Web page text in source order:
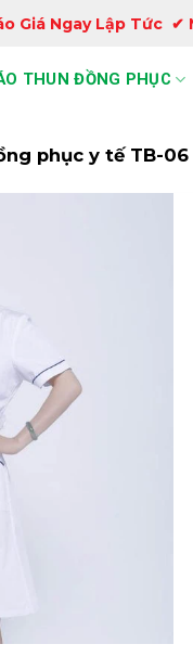
Giá Ngay Lập Tức ✔
THUN ĐỒNG PHỤC
phục y tế TB-06